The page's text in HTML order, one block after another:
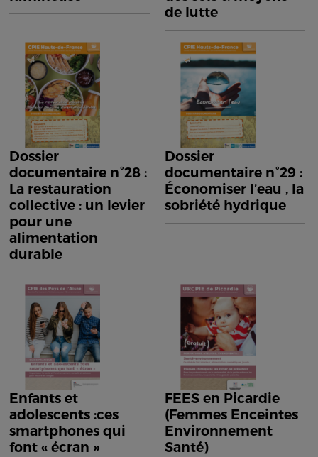
de lutte
Dossier
documentaire n°28 :
La restauration
collective : un levier
pour une
alimentation
durable
Dossier
documentaire n°29 :
Économiser l’eau , la
sobriété hydrique
Enfants et
adolescents :ces
smartphones qui
font « écran »
FEES en Picardie
(Femmes Enceintes
Environnement
Santé)